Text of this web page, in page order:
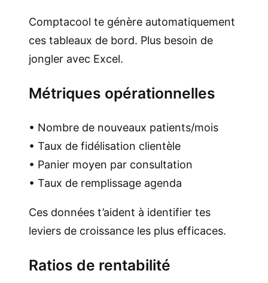
Comptacool te génère automatiquement
ces tableaux de bord. Plus besoin de
jongler avec Excel.
Métriques opérationnelles
• Nombre de nouveaux patients/mois
• Taux de fidélisation clientèle
• Panier moyen par consultation
• Taux de remplissage agenda
Ces données t’aident à identifier tes
leviers de croissance les plus efficaces.
Ratios de rentabilité